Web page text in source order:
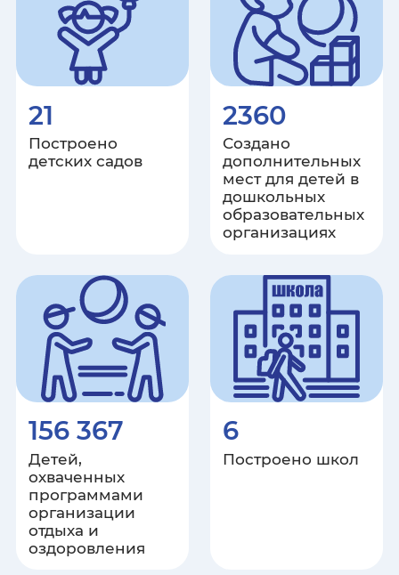
Ярославская область
21
Построено
детских садов
2360
Создано
дополнительных
мест для детей в
дошкольных
образовательных
организациях
156 367
Детей,
охваченных
программами
организации
отдыха и
оздоровления
6
Построено школ